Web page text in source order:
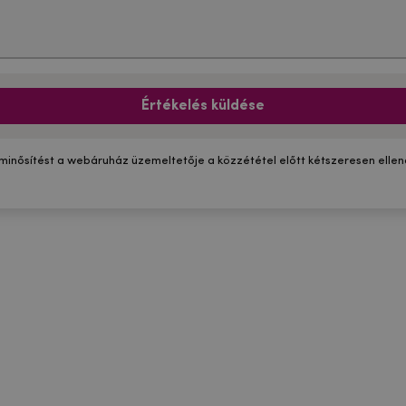
Értékelés küldése
a webáruház üzemeltetője a közzététel előtt kétszeresen